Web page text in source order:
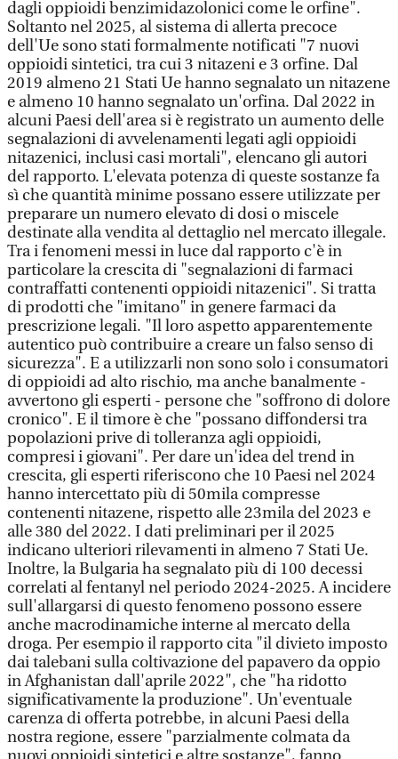
dagli oppioidi benzimidazolonici come le orfine".
Soltanto nel 2025, al sistema di allerta precoce
dell'Ue sono stati formalmente notificati "7 nuovi
oppioidi sintetici, tra cui 3 nitazeni e 3 orfine. Dal
2019 almeno 21 Stati Ue hanno segnalato un nitazene
e almeno 10 hanno segnalato un'orfina. Dal 2022 in
alcuni Paesi dell'area si è registrato un aumento delle
segnalazioni di avvelenamenti legati agli oppioidi
nitazenici, inclusi casi mortali", elencano gli autori
del rapporto. L'elevata potenza di queste sostanze fa
sì che quantità minime possano essere utilizzate per
preparare un numero elevato di dosi o miscele
destinate alla vendita al dettaglio nel mercato illegale.
Tra i fenomeni messi in luce dal rapporto c'è in
particolare la crescita di "segnalazioni di farmaci
contraffatti contenenti oppioidi nitazenici". Si tratta
di prodotti che "imitano" in genere farmaci da
prescrizione legali. "Il loro aspetto apparentemente
autentico può contribuire a creare un falso senso di
sicurezza". E a utilizzarli non sono solo i consumatori
di oppioidi ad alto rischio, ma anche banalmente -
avvertono gli esperti - persone che "soffrono di dolore
cronico". E il timore è che "possano diffondersi tra
popolazioni prive di tolleranza agli oppioidi,
compresi i giovani". Per dare un'idea del trend in
crescita, gli esperti riferiscono che 10 Paesi nel 2024
hanno intercettato più di 50mila compresse
contenenti nitazene, rispetto alle 23mila del 2023 e
alle 380 del 2022. I dati preliminari per il 2025
indicano ulteriori rilevamenti in almeno 7 Stati Ue.
Inoltre, la Bulgaria ha segnalato più di 100 decessi
correlati al fentanyl nel periodo 2024-2025. A incidere
sull'allargarsi di questo fenomeno possono essere
anche macrodinamiche interne al mercato della
droga. Per esempio il rapporto cita "il divieto imposto
dai talebani sulla coltivazione del papavero da oppio
in Afghanistan dall'aprile 2022", che "ha ridotto
significativamente la produzione". Un'eventuale
carenza di offerta potrebbe, in alcuni Paesi della
nostra regione, essere "parzialmente colmata da